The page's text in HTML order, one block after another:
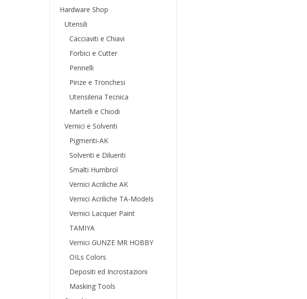
Hardware Shop
Utensili
Cacciaviti e Chiavi
Forbici e Cutter
Pennelli
Pinze e Tronchesi
Utensileria Tecnica
Martelli e Chiodi
Vernici e Solventi
Pigmenti-AK
Solventi e Diluenti
Smalti Humbrol
Vernici Acriliche AK
Vernici Acriliche TA-Models
Vernici Lacquer Paint
TAMIYA
Vernici GUNZE MR HOBBY
OILs Colors
Depositi ed Incrostazioni
Masking Tools